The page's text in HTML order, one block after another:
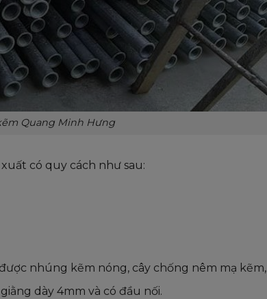
Quang Minh Hưng
có quy cách như sau:
nhúng kẽm nóng, cây chống nêm mạ kẽm,
dày 4mm và có đầu nối.